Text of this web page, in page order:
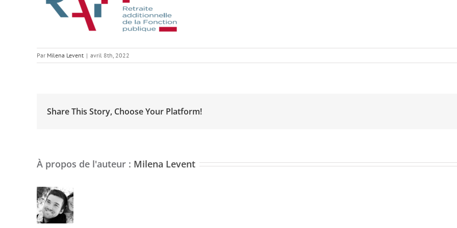
Par Milena Levent | avril 8th, 2022
Share This Story, Choose Your Platform!
À propos de l'auteur : Milena Levent